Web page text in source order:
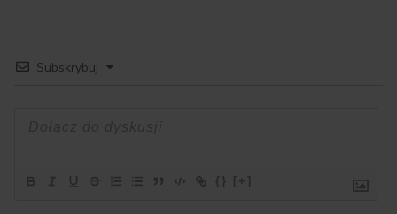
Subskrybuj
{} [+]